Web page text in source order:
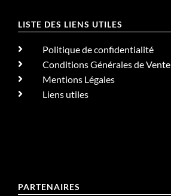
LISTE DES LIENS UTILES
Politique de confidentialité
Conditions Générales de Vente
Mentions Légales
Liens utiles
PARTENAIRES